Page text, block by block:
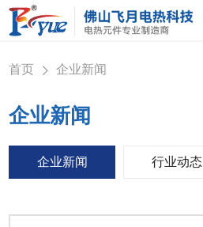
首页 > 企业新闻
企业新闻
企业新闻 行业动态